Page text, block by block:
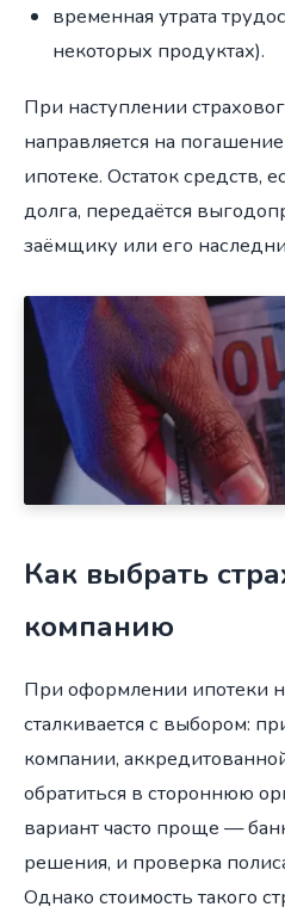
временная утрата
некоторых продуктах).
При наступлении
направляется на
ипотеке. Остаток средств,
долга, передаётся
заёмщику или его
Как выбрать
компанию
При оформлении ипотеки
сталкивается с выбором:
компании,
обратиться в стороннюю
вариант часто проще —
решения, и проверка
Однако стоимость такого